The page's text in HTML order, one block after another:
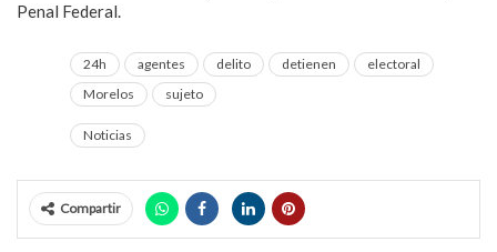
Penal Federal.
24h agentes delito detienen
electoral
Morelos
sujeto
Noticias
Compartir